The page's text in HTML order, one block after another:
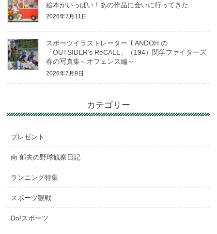
絵本がいっぱい！あの作品に会いに行ってきた
2026年7月11日
スポーツイラストレーター T.ANDOH の
「OUTSIDER’s ReCALL」（194）関学ファイターズ
春の写真集～オフェンス編～
2026年7月9日
カテゴリー
プレゼント
南 郁夫の野球観察日記
ランニング特集
スポーツ観戦
Do!スポーツ